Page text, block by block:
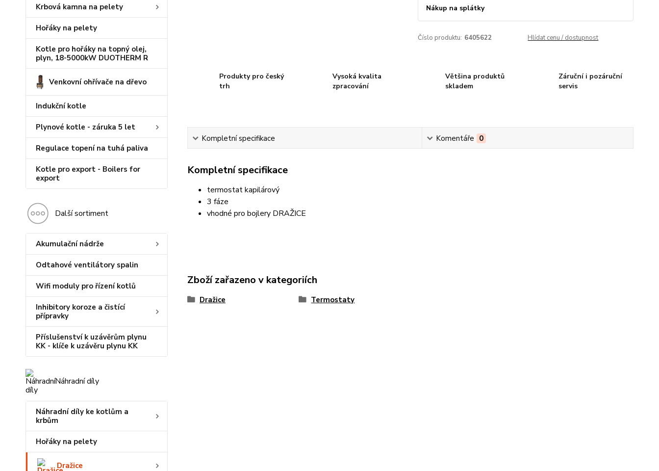
Krbová kamna na pelety
Hořáky na pelety
Kotle pro hořáky na topný olej,
plyn, 18-5000kW DUOTHERM R
Venkovní ohřívače na dřevo
Indukční kotle
Plynové kotle - záruka 5 let
Regulace topení na tuhá paliva
Kotle pro export - Boilers for
export
Další sortiment
Akumulační nádrže
Odtahové ventilátory spalin
Wifi moduly pro řízení kotlů
Inhibitory koroze a čistící
přípravky
Příslušenství k uzávěrům plynu
KK - klíče k uzávěru plynu KK
Náhradní díly
Náhradní díly ke kotlům a
krbům
Hořáky na pelety
Dražice
Nákup na splátky
Číslo produktu: 6405622 Hlídat cenu / dostupnost
Produkty pro český
trh
Vysoká kvalita
zpracování
Většina produktů
skladem
Záruční i pozáruční
servis
Kompletní specifikace Komentáře 0
Kompletní specifikace
termostat kapilárový
3 fáze
vhodné pro bojlery DRAŽICE
Zboží zařazeno v kategoriích
Dražice Termostaty